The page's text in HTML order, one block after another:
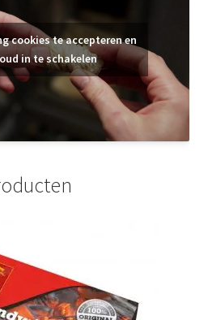
cookies te accepteren en
in te schakelen